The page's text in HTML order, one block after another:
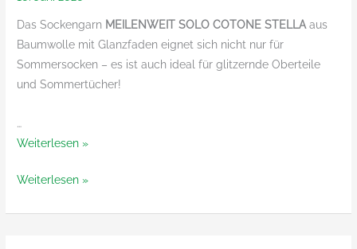
Das Sockengarn MEILENWEIT SOLO COTONE STELLAaus
Baumwolle mit Glanzfaden eignet sich nicht nur für
Sommersocken – es ist auch ideal für glitzernde Oberteile
und Sommertücher!
…
Meilenweit
Stella
Weiterlesen »
Meilenweit
Weiterlesen »